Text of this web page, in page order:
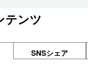
テンツ
SNSシェア